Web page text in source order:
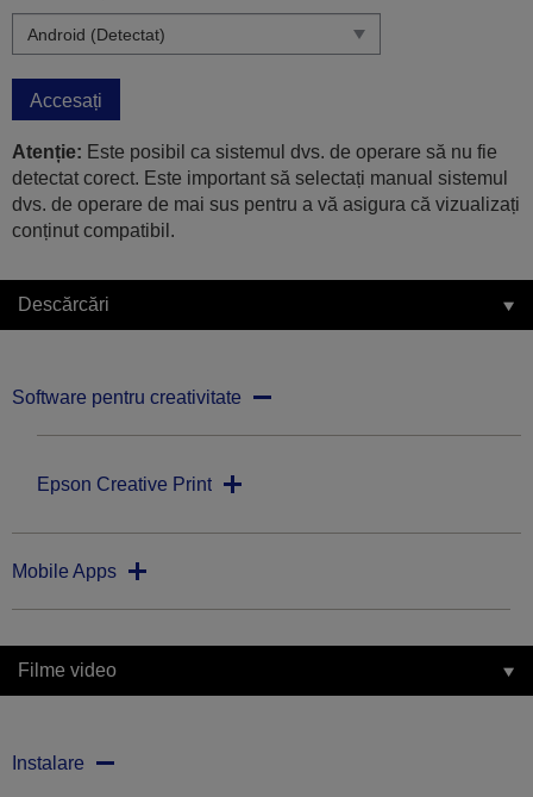
Accesați
Atenție: Este posibil ca sistemul dvs. de operare să nu fie
detectat corect. Este important să selectați manual sistemul
dvs. de operare de mai sus pentru a vă asigura că vizualizați
conținut compatibil.
Descărcări
Software pentru creativitate
Epson Creative Print
Mobile Apps
Filme video
Instalare